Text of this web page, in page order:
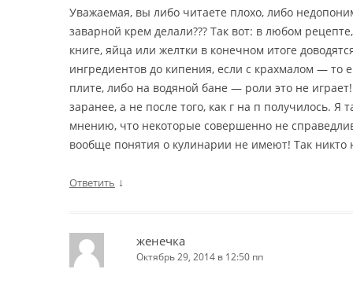
Уважаемая, вы либо читаете плохо, либо
заварной крем делали??? Так вот: в любом
книге, яйца или желтки в конечном итоге
ингредиентов до кипения, если с крахмалом — то
плите, либо на водяной бане — роли это не
заранее, а не после того, как г на п получилось. Я
мнению, что некоторые совершенно не
вообще понятия о кулинарии не имеют! Так никто
Ответить ↓
женечка
Октябрь 29, 2014 в 12:50 пп